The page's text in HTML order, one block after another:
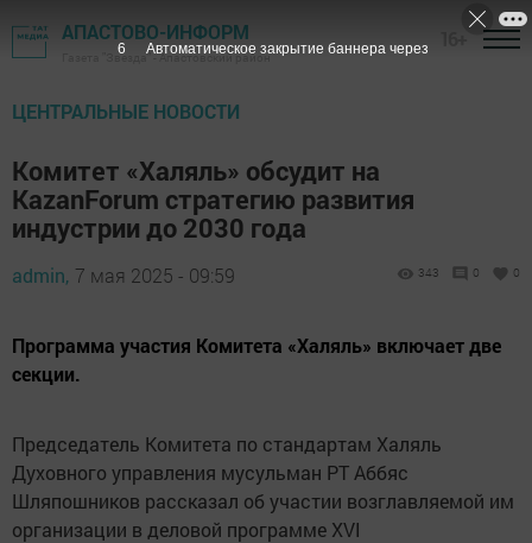
АПАСТОВО-ИНФОРМ
Газета "Звезда" - Апастовский район
ЦЕНТРАЛЬНЫЕ НОВОСТИ
Комитет «Халяль» обсудит на
KazanForum стратегию развития
индустрии до 2030 года
admin, 7 мая 2025 - 09:59 343 0 0
Программа участия Комитета «Халяль» включает две
секции.
Председатель Комитета по стандартам Халяль
Духовного управления мусульман РТ Аббяс
Шляпошников рассказал об участии возглавляемой им
организации в деловой программе XVI
5 Автоматическое закрытие баннера через